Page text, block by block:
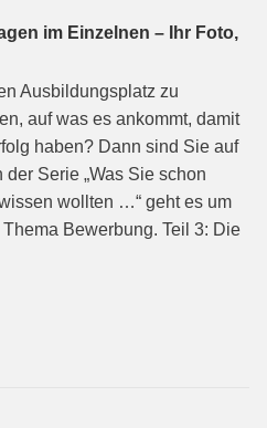
im Einzelnen – Ihr Foto,
Ausbildungsplatz zu
auf was es ankommt, damit
haben? Dann sind Sie auf
Serie „Was Sie schon
wollten …“ geht es um
Bewerbung. Teil 3: Die